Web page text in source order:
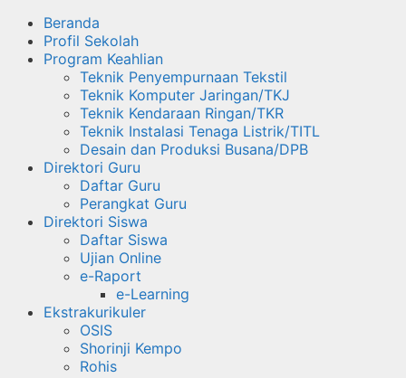
Beranda
Profil Sekolah
Program Keahlian
Teknik Penyempurnaan Tekstil
Teknik Komputer Jaringan/TKJ
Teknik Kendaraan Ringan/TKR
Teknik Instalasi Tenaga Listrik/TITL
Desain dan Produksi Busana/DPB
Direktori Guru
Daftar Guru
Perangkat Guru
Direktori Siswa
Daftar Siswa
Ujian Online
e-Raport
e-Learning
Ekstrakurikuler
OSIS
Shorinji Kempo
Rohis